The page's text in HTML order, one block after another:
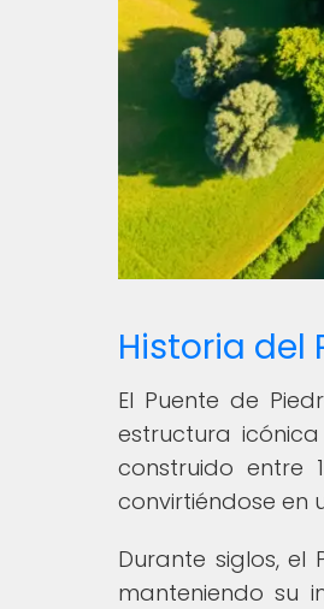
Historia del
El Puente de
estructura
construido entre
convirtiéndose en
Durante siglos, el
manteniendo su